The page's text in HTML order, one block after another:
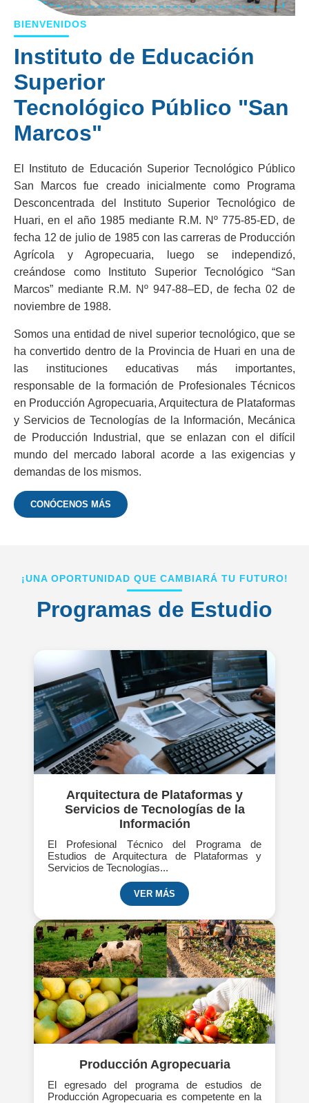
BIENVENIDOS
Instituto de Educación
Superior
Tecnológico Público "San
Marcos"
El Instituto de Educación Superior Tecnológico Público
San Marcos fue creado inicialmente como Programa
Desconcentrada del Instituto Superior Tecnológico de
Huari, en el año 1985 mediante R.M. Nº 775-85-ED, de
fecha 12 de julio de 1985 con las carreras de Producción
Agrícola y Agropecuaria, luego se independizó,
creándose como Instituto Superior Tecnológico “San
Marcos” mediante R.M. Nº 947-88–ED, de fecha 02 de
noviembre de 1988.
Somos una entidad de nivel superior tecnológico, que se
ha convertido dentro de la Provincia de Huari en una de
las instituciones educativas más importantes,
responsable de la formación de Profesionales Técnicos
en Producción Agropecuaria, Arquitectura de Plataformas
y Servicios de Tecnologías de la Información, Mecánica
de Producción Industrial, que se enlazan con el difícil
mundo del mercado laboral acorde a las exigencias y
demandas de los mismos.
CONÓCENOS MÁS
¡UNA OPORTUNIDAD QUE CAMBIARÁ TU FUTURO!
Programas de Estudio
Arquitectura de Plataformas y
Servicios de Tecnologías de la
Información
El Profesional Técnico del Programa de
Estudios de Arquitectura de Plataformas y
Servicios de Tecnologías...
VER MÁS
Producción Agropecuaria
El egresado del programa de estudios de
Producción Agropecuaria es competente en la